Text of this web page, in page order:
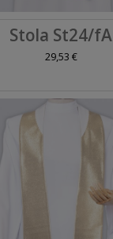
Stola St24/fA
29,53 €